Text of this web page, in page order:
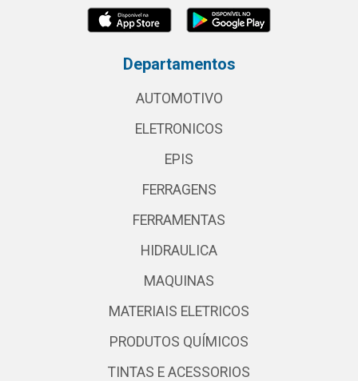
Departamentos
AUTOMOTIVO
ELETRONICOS
EPIS
FERRAGENS
FERRAMENTAS
HIDRAULICA
MAQUINAS
MATERIAIS ELETRICOS
PRODUTOS QUÍMICOS
TINTAS E ACESSORIOS